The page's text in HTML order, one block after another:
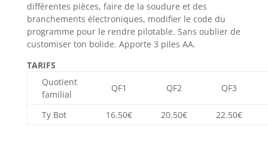
différentes pièces, faire de la soudure et des
branchements électroniques, modifier le code du
programme pour le rendre pilotable. Sans oublier de
customiser ton bolide. Apporte 3 piles AA.
TARIFS
Quotient
familial
QF1 QF2 QF3
Ty Bot 16.50€ 20.50€ 22.50€